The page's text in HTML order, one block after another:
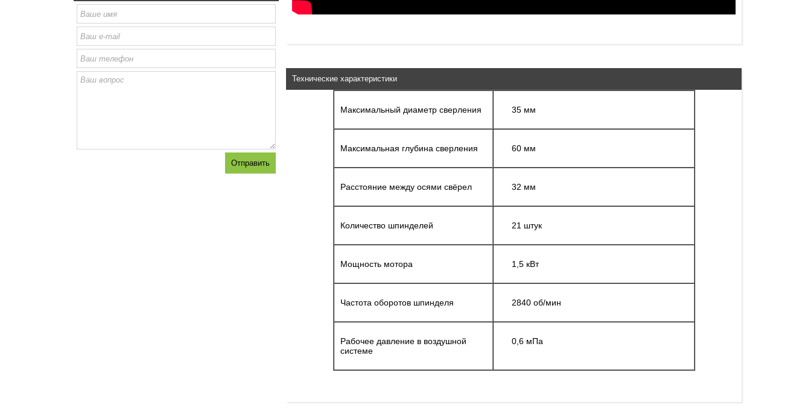
Технические характеристики
Максимальный диаметр сверления 35 мм
Максимальная глубина сверления 60 мм
Расстояние между осями свёрел 32 мм
Количество шпинделей 21 штук
Мощность мотора 1,5 кВт
Частота оборотов шпинделя 2840 об/мин
Рабочее давление в воздушной
системе
0,6 мПа